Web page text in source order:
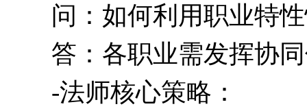
问：如何利用职业特
答：各职业需发挥协
-法师核心策略：